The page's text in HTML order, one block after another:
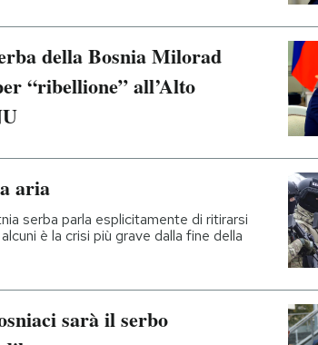
della Bosnia Milorad
“ribellione” all’Alto
aria
serba parla esplicitamente di ritirarsi
è la crisi più grave dalla fine della
sarà il serbo